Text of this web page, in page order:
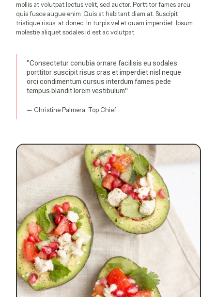
mollis at volutpat lectus velit, sed auctor. Porttitor fames arcu
quis fusce augue enim. Quis at habitant diam at. Suscipit
tristique risus, at donec. In turpis vel et quam imperdiet. Ipsum
molestie aliquet sodales id est ac volutpat.
"Consectetur conubia ornare facilisis eu sodales
porttitor suscipit risus cras et imperdiet nisl neque
orci condimentum cursus interdum fames pede
tempus blandit lorem vestibulum"
— Christine Palmera, Top Chief